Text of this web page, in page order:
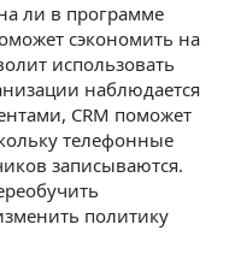
ли в программе
сэкономить на
использовать
наблюдается
CRM поможет
телефонные
записываются.
политику